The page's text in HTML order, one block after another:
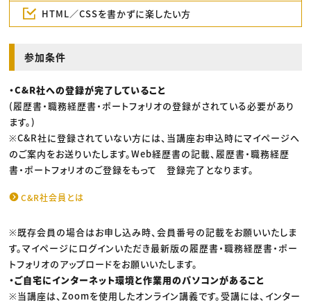
HTML／CSSを書かずに楽したい方
参加条件
・C&R社への登録が完了していること
(履歴書・職務経歴書・ポートフォリオの登録がされている必要があり
ます。)
※C&R社に登録されていない方には、当講座お申込時にマイページへ
のご案内をお送りいたします。Web経歴書の記載、履歴書・職務経歴
書・ポートフォリオのご登録をもって 登録完了となります。
C&R社会員とは
※既存会員の場合はお申し込み時、会員番号の記載をお願いいたしま
す。マイページにログインいただき最新版の履歴書・職務経歴書・ポー
トフォリオのアップロードをお願いいたします。
・ご自宅にインターネット環境と作業用のパソコンがあること
※当講座は、Zoomを使用したオンライン講義です。受講には、インター